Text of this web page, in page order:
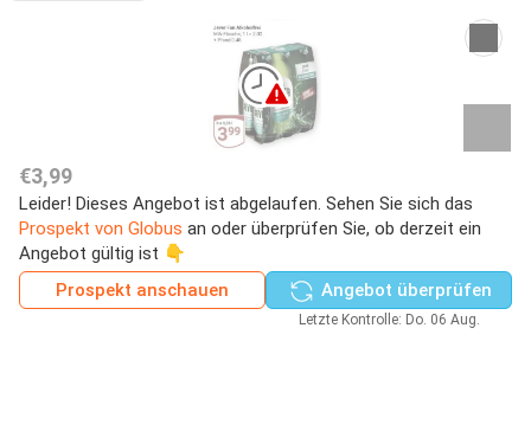
€3,99
Leider! Dieses Angebot ist abgelaufen. Sehen Sie sich das
Prospekt von Globus an oder überprüfen Sie, ob derzeit ein
Angebot gültig ist 👇
Prospekt anschauen
Angebot überprüfen
Letzte Kontrolle: Do. 06 Aug.